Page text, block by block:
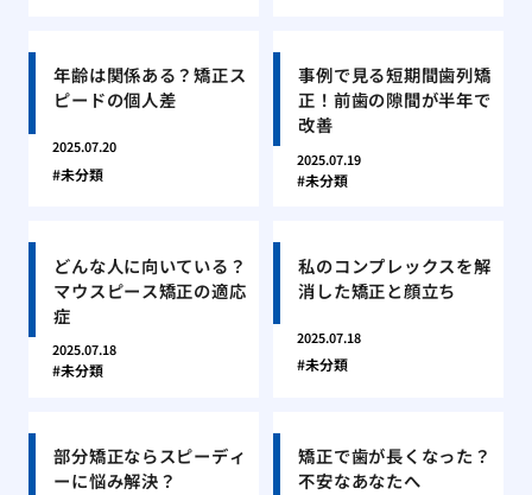
年齢は関係ある？矯正ス
ピードの個人差
2025.07.20
未分類
事例で見る短期間歯列矯
正！前歯の隙間が半年で
改善
2025.07.19
未分類
どんな人に向いている？
マウスピース矯正の適応
症
2025.07.18
未分類
私のコンプレックスを解
消した矯正と顔立ち
2025.07.18
未分類
部分矯正ならスピーディ
ーに悩み解決？
矯正で歯が長くなった？
不安なあなたへ